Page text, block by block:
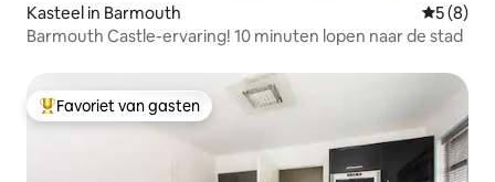
Kasteel in Barmouth
5 (8)
Barmouth Castle-ervaring! 10 minuten lopen naar de stad
Topfavoriet van gasten
Favoriet van gasten